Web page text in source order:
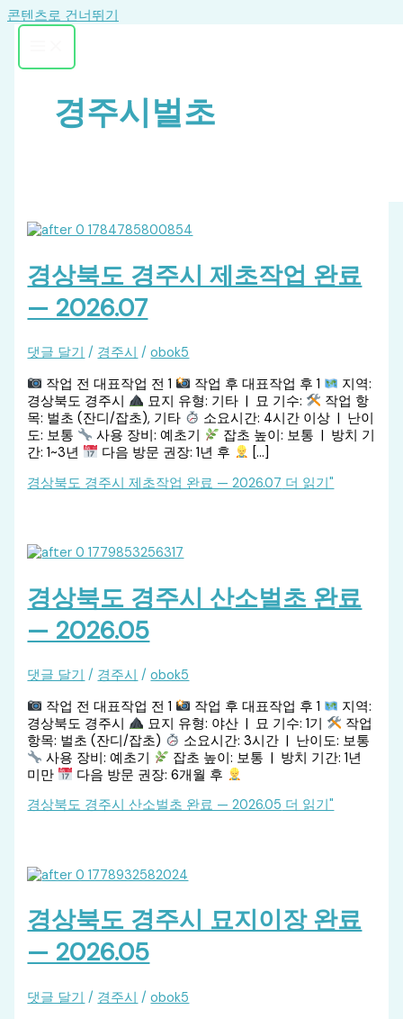
콘텐츠로 건너뛰기
경주시벌초
경상북도 경주시 제초작업 완료
— 2026.07
댓글 달기 / 경주시 /obok5
작업 전 대표작업 전 1
작업 후 대표작업 후 1
지역:
경상북도 경주시
묘지 유형: 기타 | 묘 기수:
작업 항
목: 벌초 (잔디/잡초), 기타
소요시간: 4시간 이상 | 난이
도: 보통
사용 장비: 예초기
잡초 높이: 보통 | 방치 기
간: 1~3년
다음 방문 권장: 1년 후
[…]
경상북도 경주시 제초작업 완료 — 2026.07 더 읽기"
경상북도 경주시 산소벌초 완료
— 2026.05
댓글 달기 / 경주시 /obok5
작업 전 대표작업 전 1
작업 후 대표작업 후 1
지역:
경상북도 경주시
묘지 유형: 야산 | 묘 기수: 1기
작업
항목: 벌초 (잔디/잡초)
소요시간: 3시간 | 난이도: 보통
사용 장비: 예초기
잡초 높이: 보통 | 방치 기간: 1년
미만
다음 방문 권장: 6개월 후
경상북도 경주시 산소벌초 완료 — 2026.05 더 읽기"
경상북도 경주시 묘지이장 완료
— 2026.05
댓글 달기 / 경주시 /obok5